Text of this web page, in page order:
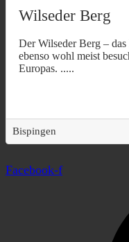
Wilseder Berg
Der Wilseder Berg –
ebenso wohl meist
Europas. .....
Bispingen
Facebook-f